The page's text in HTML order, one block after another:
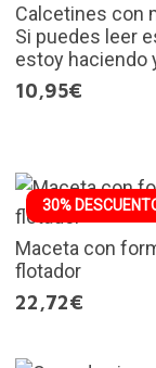
Calcetines con
Si puedes leer
estoy haciendo
10,95€
30%
Maceta con
flotador
22,72€